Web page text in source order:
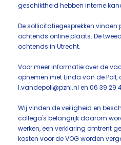
geschiktheid hebben interne
De sollicitatiegesprekken vinden
ochtends online plaats. De
ochtends in Utrecht.
Voor meer informatie over de
opnemen met Linda van de
l.vandepoll@pznl.nl en 06 39 29
Wij vinden de veiligheid en
collega's belangrijk daarom
werken, een verklaring omtrent
kosten voor de VOG worden